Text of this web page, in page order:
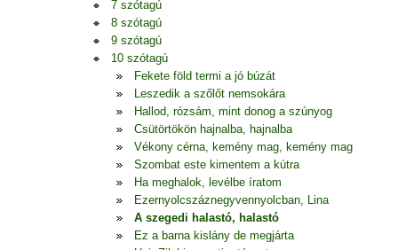
7 szótagú
8 szótagú
9 szótagú
10 szótagú
Fekete föld termi a jó búzát
Leszedik a szőlőt nemsokára
Hallod, rózsám, mint donog a szúnyog
Csütörtökön hajnalba, hajnalba
Vékony cérna, kemény mag, kemény mag
Szombat este kimentem a kútra
Ha meghalok, levélbe íratom
Ezernyolcszáznegyvennyolcban, Lina
A szegedi halastó, halastó
Ez a barna kislány de megjárta